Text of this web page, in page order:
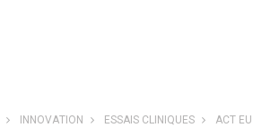
INNOVATION ESSAIS CLINIQUES ACT